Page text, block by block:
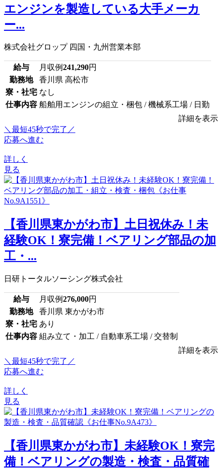
エンジンを製造している大手メーカ
ー...
株式会社グロップ 四国・九州営業本部
給与 月収例241,290円
勤務地
香川県 高松市
寮・社宅 なし
仕事内容 船舶用エンジンの組立・梱包 / 機械系工場 / 日勤
詳細を表示
＼最短45秒で完了／
応募へ進む
詳しく
見る
【香川県東かがわ市】土日祝休み！未
経験OK！寮完備！ベアリング部品の加
工・...
日研トータルソーシング株式会社
給与 月収例276,000円
勤務地
香川県 東かがわ市
寮・社宅 あり
仕事内容 組み立て・加工 / 自動車系工場 / 交替制
詳細を表示
＼最短45秒で完了／
応募へ進む
詳しく
見る
【香川県東かがわ市】未経験OK！寮完
備！ベアリングの製造・検査・品質確